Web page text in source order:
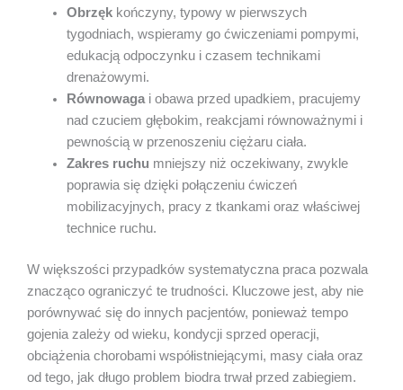
Obrzękkończyny, typowy w pierwszych
tygodniach, wspieramy go ćwiczeniami pompymi,
edukacją odpoczynku i czasem technikami
drenażowymi.
Równowagai obawa przed upadkiem, pracujemy
nad czuciem głębokim, reakcjami równoważnymi i
pewnością w przenoszeniu ciężaru ciała.
Zakres ruchu mniejszy niż oczekiwany, zwykle
poprawia się dzięki połączeniu ćwiczeń
mobilizacyjnych, pracy z tkankami oraz właściwej
technice ruchu.
W większości przypadków systematyczna praca pozwala
znacząco ograniczyć te trudności. Kluczowe jest, aby nie
porównywać się do innych pacjentów, ponieważ tempo
gojenia zależy od wieku, kondycji sprzed operacji,
obciążenia chorobami współistniejącymi, masy ciała oraz
od tego, jak długo problem biodra trwał przed zabiegiem.